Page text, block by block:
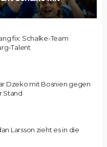
fix: Schalke-Team
Talent
Dzeko mit Bosnien gegen
Stand
Larsson zieht es in die